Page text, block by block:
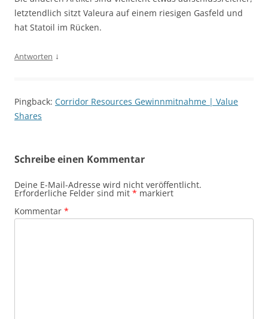
letztendlich sitzt Valeura auf einem riesigen Gasfeld und
hat Statoil im Rücken.
Antworten ↓
Pingback: Corridor Resources Gewinnmitnahme | Value
Shares
Schreibe einen Kommentar
Deine E-Mail-Adresse wird nicht veröffentlicht.
Erforderliche Felder sind mit * markiert
Kommentar *